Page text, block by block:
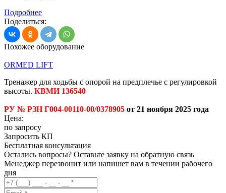
Подробнее
Поделиться:
Похожее оборудование
ORMED LIFT
Тренажер для ходьбы с опорой на предплечье с регулировкой
высоты. КВМИ 136540
РУ № РЗН Г004-00110-00/0378905 от 21 ноября 2025 года
Цена:
по запросу
Запросить КП
Бесплатная консультация
Остались вопросы? Оставьте заявку на обратную связь
Менеджер перезвонит или напишет вам в течении рабочего
дня